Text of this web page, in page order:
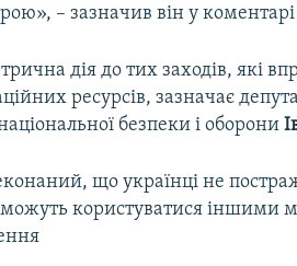
– зазначив він у
дія до тих заходів, які
ресурсів, зазначає
безпеки і оборони
що українці не
користуватися іншими